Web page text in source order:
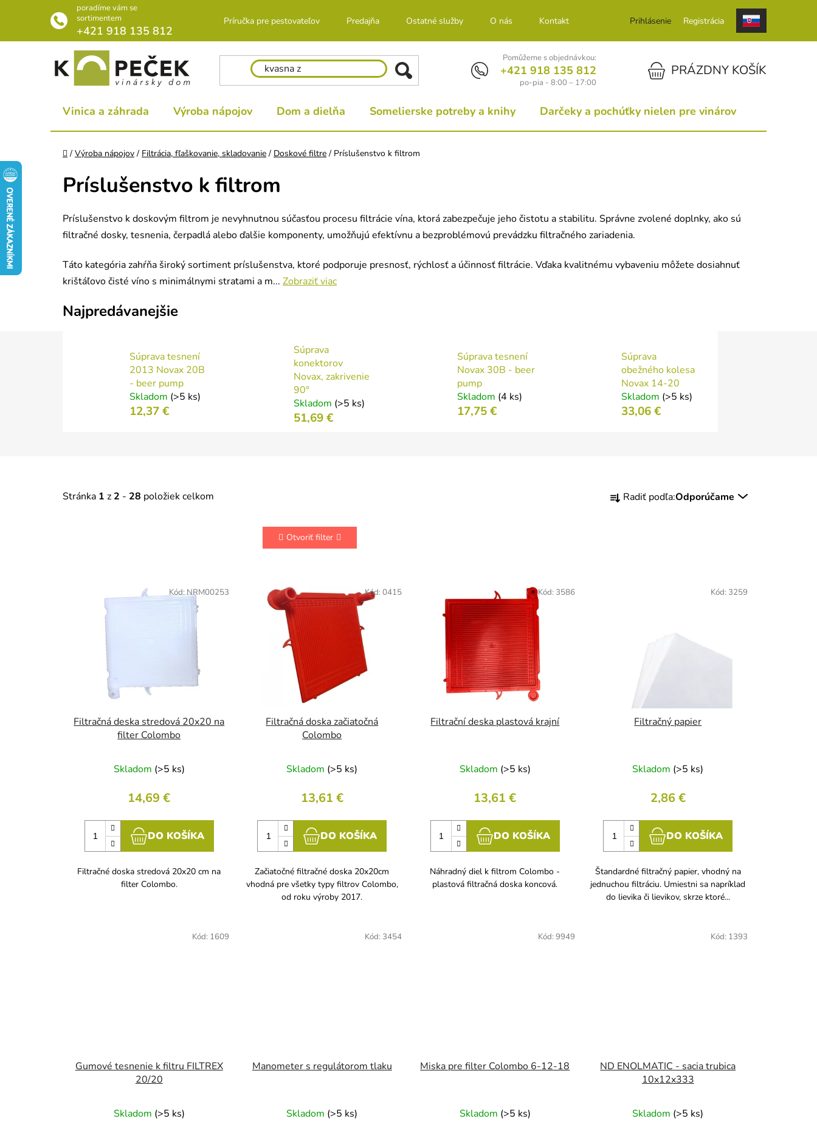
poradíme vám se
sortimentem
+421 918 135 812
Príručka pre pestovateľov Predajňa Ostatné služby O nás Kontakt Prihlásenie Registrácia
Pomůžeme s objednávkou:
+421 918 135 812
po-pia - 8:00 – 17:00
NÁKUPNÝ KOŠÍKPRÁZDNY KOŠÍK
Vinica a záhrada Výroba nápojov Dom a dielňa Somelierske potreby a knihy Darčeky a pochúťky nielen pre vinárov
Domov
/ Výroba nápojov / Filtrácia, fľaškovanie, skladovanie / Doskové filtre / Príslušenstvo k filtrom
Príslušenstvo k filtrom
Príslušenstvo k doskovým filtrom je nevyhnutnou súčasťou procesu filtrácie vína, ktorá zabezpečuje jeho čistotu a stabilitu. Správne zvolené doplnky, ako sú
filtračné dosky, tesnenia, čerpadlá alebo ďalšie komponenty, umožňujú efektívnu a bezproblémovú prevádzku filtračného zariadenia.
Táto kategória zahŕňa široký sortiment príslušenstva, ktoré podporuje presnosť, rýchlosť a účinnosť filtrácie. Vďaka kvalitnému vybaveniu môžete dosiahnuť
krištáľovo čisté víno s minimálnymi stratami a m... Zobraziť viac
Najpredávanejšie
Súprava tesnení
2013 Novax 20B
- beer pump
Skladom (>5 ks)
12,37 €
Súprava
konektorov
Novax, zakrivenie
90°
Skladom (>5 ks)
51,69 €
Súprava tesnení
Novax 30B - beer
pump
Skladom (4 ks)
17,75 €
Súprava
obežného kolesa
Novax 14-20
Skladom (>5 ks)
33,06 €
Stránka 1 z 2 - 28 položiek celkom
a Radiť podľa:Odporúčame
Otvoriť filter
Filtračná deska stredová 20x20 na
filter Colombo
Skladom (>5 ks)
14,69 €
DO KOŠÍKA
Filtračné doska stredová 20x20 cm na
filter Colombo.
Kód:NRM00253
Filtračná doska začiatočná
Colombo
Skladom (>5 ks)
13,61 €
DO KOŠÍKA
Začiatočné filtračné doska 20x20cm
vhodná pre všetky typy filtrov Colombo,
od roku výroby 2017.
Kód: 0415
Filtrační deska plastová krajní
Skladom (>5 ks)
13,61 €
DO KOŠÍKA
Náhradný diel k filtrom Colombo -
plastová filtračná doska koncová.
Kód: 3586
Filtračný papier
Skladom (>5 ks)
2,86 €
DO KOŠÍKA
Štandardné filtračný papier, vhodný na
jednuchou filtráciu. Umiestni sa napríklad
do lievika či lievikov, skrze ktoré...
Kód: 3259
Gumové tesnenie k filtru FILTREX
20/20
Skladom (>5 ks)
Kód: 1609
Manometer s regulátorom tlaku
Skladom (>5 ks)
Kód: 3454
Miska pre filter Colombo 6-12-18
Skladom (>5 ks)
Kód: 9949
ND ENOLMATIC - sacia trubica
10x12x333
Skladom (>5 ks)
Kód: 1393